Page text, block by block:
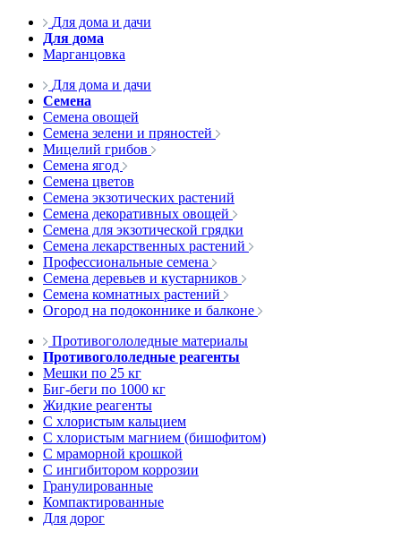
Для дома и дачи
Для дома
Марганцовка
Для дома и дачи
Семена
Семена овощей
Семена зелени и пряностей
Мицелий грибов
Семена ягод
Семена цветов
Семена экзотических растений
Семена декоративных овощей
Семена для экзотической грядки
Семена лекарственных растений
Профессиональные семена
Семена деревьев и кустарников
Семена комнатных растений
Огород на подоконнике и балконе
Противогололедные материалы
Противогололедные реагенты
Мешки по 25 кг
Биг-беги по 1000 кг
Жидкие реагенты
С хлористым кальцием
С хлористым магнием (бишофитом)
С мраморной крошкой
С ингибитором коррозии
Гранулированные
Компактированные
Для дорог